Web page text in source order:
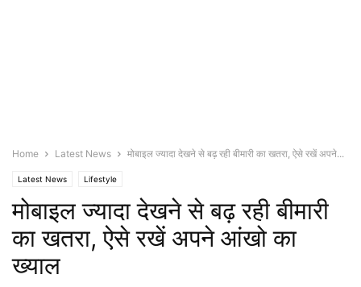
Home Latest News मोबाइल ज्यादा देखने से बढ़ रही बीमारी का खतरा, ऐसे रखें अपने...
Latest News Lifestyle
मोबाइल ज्यादा देखने से बढ़ रही बीमारी
का खतरा, ऐसे रखें अपने आंखो का
ख्याल